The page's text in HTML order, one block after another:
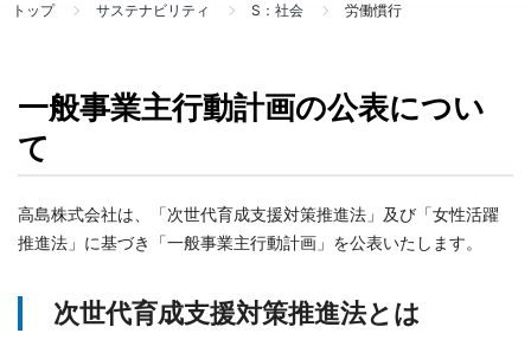
トップ サステナビリティ S：社会 労働慣行
一般事業主行動計画の公表につい
て
高島株式会社は、「次世代育成支援対策推進法」及び「女性活躍
推進法」に基づき「一般事業主行動計画」を公表いたします。
次世代育成支援対策推進法とは